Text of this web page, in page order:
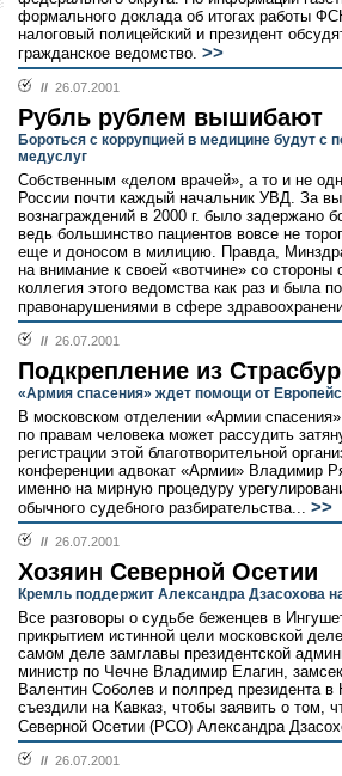
формального доклада об итогах работы
налоговый полицейский и президент
гражданское ведомство. >>
// 26.07.2001
Рубль рублем вышибают
Бороться с коррупцией в медицине будут
медуслуг
Собственным «делом врачей», а то и не
России почти каждый начальник УВД. За
вознаграждений в 2000 г. было задержано
ведь большинство пациентов вовсе не
еще и доносом в милицию. Правда,
на внимание к своей «вотчине» со
коллегия этого ведомства как раз и была
правонарушениями в сфере
// 26.07.2001
Подкрепление из
«Армия спасения» ждет помощи от
В московском отделении «Армии
по правам человека может рассудить
регистрации этой благотворительной
конференции адвокат «Армии» Владимир
именно на мирную процедуру
обычного судебного разбирательства... >>
// 26.07.2001
Хозяин Северной Осетии
Кремль поддержит Александра Дзасохова
Все разговоры о судьбе беженцев в
прикрытием истинной цели московской
самом деле замглавы президентской
министр по Чечне Владимир Елагин,
Валентин Соболев и полпред президента
съездили на Кавказ, чтобы заявить о том,
Северной Осетии (РСО) Александра
// 26.07.2001